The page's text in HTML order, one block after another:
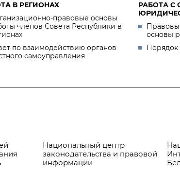
В РЕГИОНАХ
правовые основы
членов Совета Республики в
по взаимодействию органов
самоуправления
РАБОТА С
основы
Национальный центр
законодательства и правовой
информации